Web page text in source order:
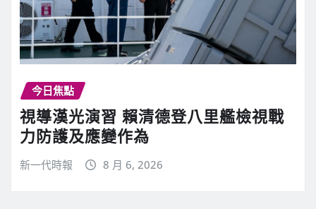
今日焦點
視導漢光演習 賴清德登八里艦檢視戰
力防護及應變作為
新一代時報 8 月 6, 2026